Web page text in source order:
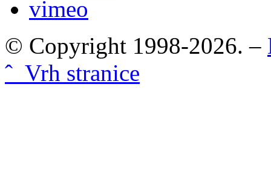
vimeo
© Copyright 1998-2026. –
ˆ Vrh stranice